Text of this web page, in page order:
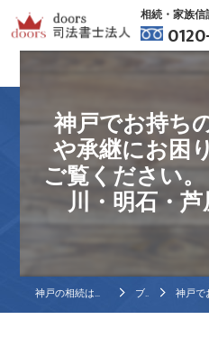
相続・家族
神戸でお持ち
や承継にお困
ご覧ください
川・明石・芦
神戸の相続は神戸相続相談センター ブログ 神戸でお持ち